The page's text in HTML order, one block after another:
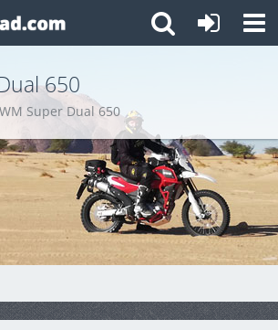
650
Super Dual 650